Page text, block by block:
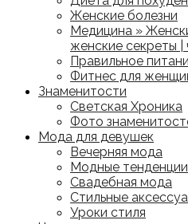
Женские болезни
Медицина »
женские секреты |
Правильное
Фитнес для
Знаменитости
Светская Хроника
Фото
Мода для девушек
Вечерняя мода
Модные
Свадебная мода
Стильные
Уроки стиля